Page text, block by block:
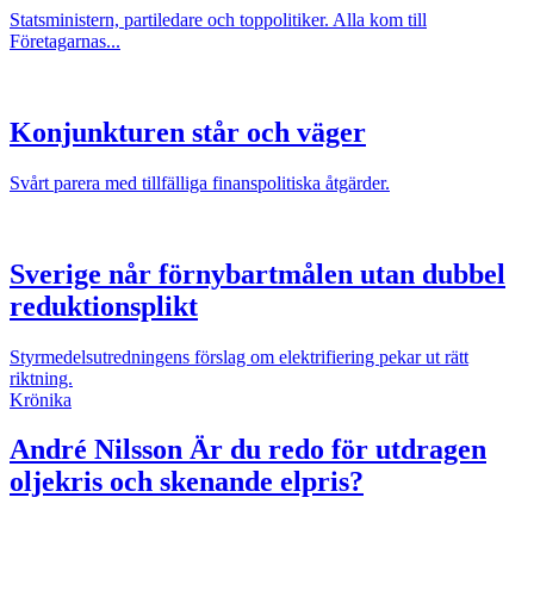
Statsministern, partiledare och toppolitiker. Alla kom till
Företagarnas...
Konjunkturen står och väger
Svårt parera med tillfälliga finanspolitiska åtgärder.
Sverige når förnybartmålen utan dubbel
reduktionsplikt
Styrmedelsutredningens förslag om elektrifiering pekar ut rätt
riktning.
Krönika
André Nilsson Är du redo för utdragen
oljekris och skenande elpris?